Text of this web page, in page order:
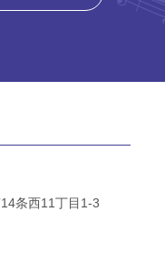
条西11丁目1-3